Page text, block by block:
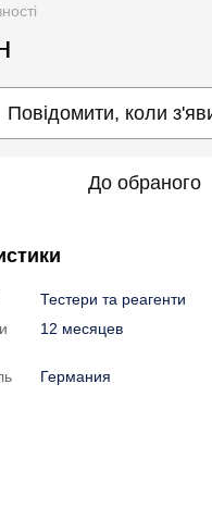
Повідомити, коли
До обраного
Тестери та реагенти
12 месяцев
Германия